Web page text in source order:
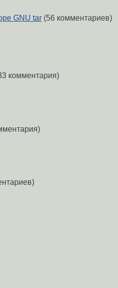
GNU tar (56 комментариев)
комментария)